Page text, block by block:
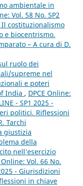
ambientale in
Vol. 58 No. SP2
Il costituzionalismo
e biocentrismo.
– A cura di D.
ruolo dei
supreme nel
e poteri
India , DPCE Online:
- SP1 2025 -
politici. Riflessioni
Tarchi
giustizia
della
nell’esercizio
Online: Vol. 66 No.
- Giurisdizioni
in chiave